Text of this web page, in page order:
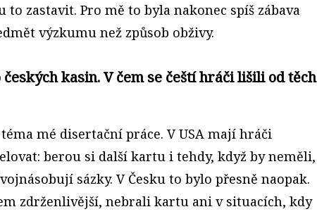
to zastavit. Pro mě to byla nakonec spíš zábava
výzkumu než způsob obživy.
kasin. V čem se čeští hráči lišili od těch
mé disertační práce. V USA mají hráči
berou si další kartu i tehdy, když by neměli,
sázky. V Česku to bylo přesně naopak.
zdrženlivější, nebrali kartu ani v situacích, kdy